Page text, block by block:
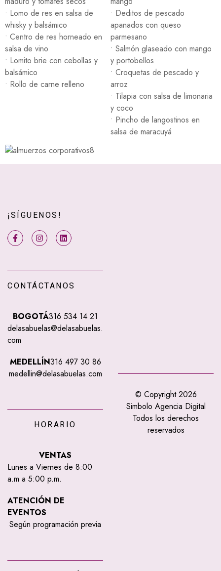
• Lomo de res en salsa de
whisky y balsámico
• Centro de res horneado en
salsa de vino
• Lomito brie con cebollas y
balsámico
• Rollo de carne relleno
• Deditos de pescado
apanados con queso
parmesano
• Salmón glaseado con mango
y portobellos
• Croquetas de pescado y
arroz
• Tilapia con salsa de limonaria
y coco
• Pincho de langostinos en
salsa de maracuyá
¡SÍGUENOS!
CONTÁCTANOS
BOGOTÁ316 534 14 21
delasabuelas@delasabuelas.
com
MEDELLÍN316 497 30 86
medellin@delasabuelas.com
HORARIO
VENTAS
Lunes a Viernes de 8:00
a.m a 5:00 p.m.
ATENCIÓN DE
EVENTOS
Según programación previa
© Copyright 2026
Simbolo Agencia Digital
Todos los derechos
reservados